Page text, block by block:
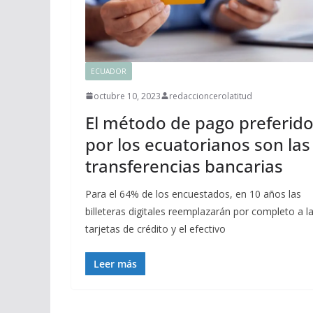
ECUADOR
octubre 10, 2023 redaccioncerolatitud
El método de pago preferido
por los ecuatorianos son las
transferencias bancarias
Para el 64% de los encuestados, en 10 años las
billeteras digitales reemplazarán por completo a
tarjetas de crédito y el efectivo
Leer más